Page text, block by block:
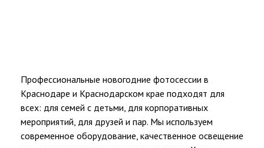
Профессиональные новогодние фотосессии в
Краснодаре и Краснодарском крае подходят для
всех: для семей с детьми, для корпоративных
мероприятий, для друзей и пар. Мы используем
современное оборудование, качественное освещение